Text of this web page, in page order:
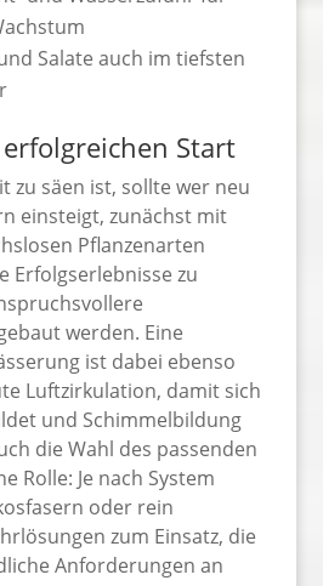
Salate auch im tiefsten
Start
zu säen ist, sollte wer neu
einsteigt, zunächst mit
Pflanzenarten
Erfolgserlebnisse zu
werden. Eine
ist dabei ebenso
Luftzirkulation, damit sich
und Schimmelbildung
die Wahl des passenden
Rolle: Je nach System
oder rein
zum Einsatz, die
Anforderungen an